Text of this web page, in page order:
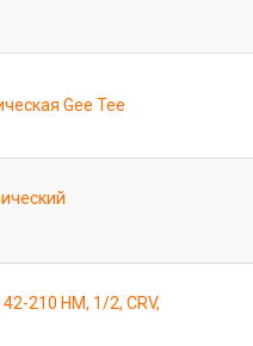
Gee Tee
210 НМ, 1/2, CRV,